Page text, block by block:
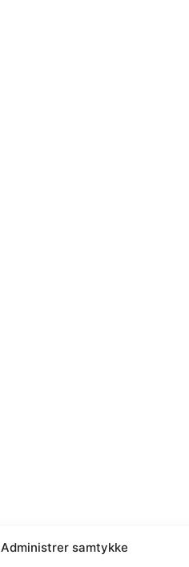
Administrer samtykke